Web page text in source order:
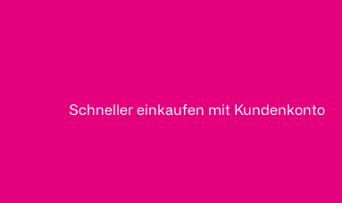
Schneller einkaufen mit Kundenkonto